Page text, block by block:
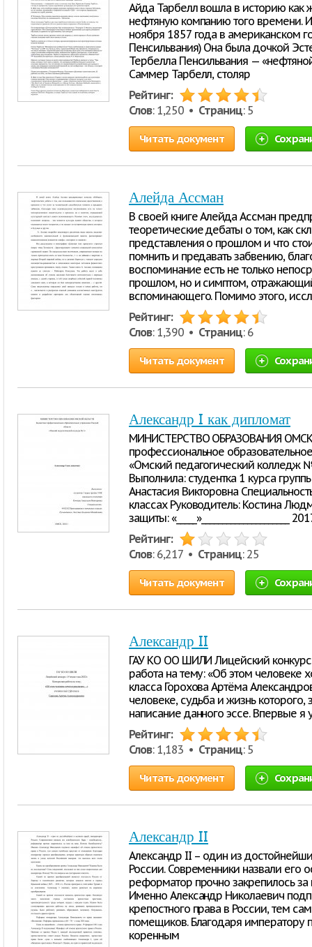
Айда Тарбелл вошла в историю
нефтяную компанию того времени.
ноября 1857 года в американском
Пенсильвания) Она была дочкой
Тербелла Пенсильвания —
Саммер Тарбелл, столяр
Рейтинг:
Слов: 1,250 • Страниц: 5
Читать документ
Алейда Ассман
В своей книге Алейда Ассман
теоретические дебаты о том, как
представления о прошлом и что
помнить и предавать забвению,
воспоминание есть не только
прошлом, но и симптом,
вспоминающего. Помимо этого,
Рейтинг:
Слов: 1,390 • Страниц: 6
Читать документ
Александр I как дипломат
МИНИСТЕРСТВО ОБРАЗОВАНИЯ
профессиональное
«Омский педагогический колледж
Выполнила: студентка 1 курса
Анастасия Викторовна
классах Руководитель: Костина
защиты: «_____»_____________________
Рейтинг:
Слов: 6,217 • Страниц: 25
Читать документ
Александр II
ГАУ КО ОО ШИЛИ Лицейский конкурс
работа на тему: «Об этом человеке
класса Горохова Артёма
человеке, судьба и жизнь
написание данного эссе. Впервые
Рейтинг:
Слов: 1,183 • Страниц: 5
Читать документ
Александр II
Александр II – один из
России. Современники назвали его
реформатор прочно закрепилось
Именно Александр Николаевич
крепостного права в России, тем
помещиков. Благодаря императору
коренным